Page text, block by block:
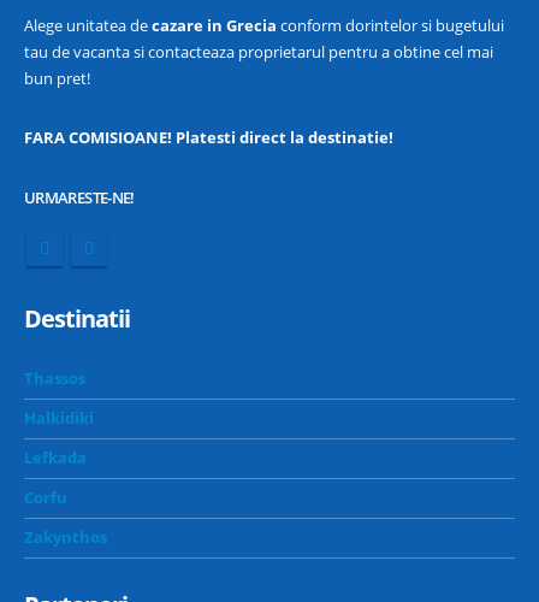
Alege unitatea decazare in Grecia conform dorintelor si bugetului
tau de vacanta si contacteaza proprietarul pentru a obtine cel mai
bun pret!
FARA COMISIOANE! Platesti direct la destinatie!
URMARESTE-NE!
Destinatii
Thassos
Halkidiki
Lefkada
Corfu
Zakynthos